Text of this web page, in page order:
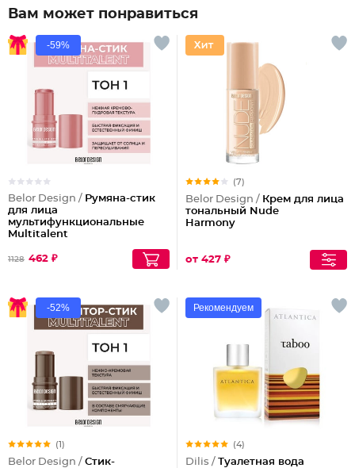
Вам может понравиться
-59%
Belor Design / Румяна-стик
для лица
мультифункциональные
Multitalent
1128 462 ₽
(7)
Belor Design / Крем для лица
тональный Nude
Harmony
от 427 ₽
-52%
(1)
Belor Design / Стик-
Рекомендуем
(4)
Dilis / Туалетная вода